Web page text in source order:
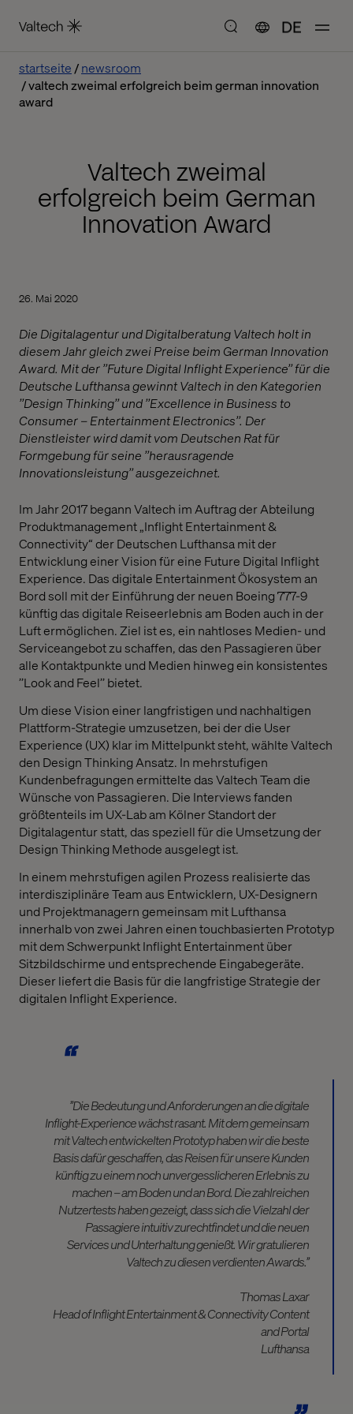
DE
startseite
newsroom
valtech zweimal erfolgreich beim german innovation
award
Valtech zweimal
erfolgreich beim German
Innovation Award
26. Mai 2020
Die Digitalagentur und Digitalberatung Valtech holt in
diesem Jahr gleich zwei Preise beim German Innovation
Award. Mit der ’’Future Digital Inflight Experience’’ für die
Deutsche Lufthansa gewinnt Valtech in den Kategorien
’’Design Thinking’’ und ’’Excellence in Business to
Consumer – Entertainment Electronics’’. Der
Dienstleister wird damit vom Deutschen Rat für
Formgebung für seine ’’herausragende
Innovationsleistung’’ ausgezeichnet.
Im Jahr 2017 begann Valtech im Auftrag der Abteilung
Produktmanagement „Inflight Entertainment &
Connectivity“ der Deutschen Lufthansa mit der
Entwicklung einer Vision für eine Future Digital Inflight
Experience. Das digitale Entertainment Ökosystem an
Bord soll mit der Einführung der neuen Boeing 777-9
künftig das digitale Reiseerlebnis am Boden auch in der
Luft ermöglichen. Ziel ist es, ein nahtloses Medien- und
Serviceangebot zu schaffen, das den Passagieren über
alle Kontaktpunkte und Medien hinweg ein konsistentes
’’Look and Feel’’ bietet.
Um diese Vision einer langfristigen und nachhaltigen
Plattform-Strategie umzusetzen, bei der die User
Experience (UX) klar im Mittelpunkt steht, wählte Valtech
den Design Thinking Ansatz. In mehrstufigen
Kundenbefragungen ermittelte das Valtech Team die
Wünsche von Passagieren. Die Interviews fanden
größtenteils im UX-Lab am Kölner Standort der
Digitalagentur statt, das speziell für die Umsetzung der
Design Thinking Methode ausgelegt ist.
In einem mehrstufigen agilen Prozess realisierte das
interdisziplinäre Team aus Entwicklern, UX-Designern
und Projektmanagern gemeinsam mit Lufthansa
innerhalb von zwei Jahren einen touchbasierten Prototyp
mit dem Schwerpunkt Inflight Entertainment über
Sitzbildschirme und entsprechende Eingabegeräte.
Dieser liefert die Basis für die langfristige Strategie der
digitalen Inflight Experience.
’’Die Bedeutung und Anforderungen an die digitale
Inflight-Experience wächst rasant. Mit dem gemeinsam
mit Valtech entwickelten Prototyp haben wir die beste
Basis dafür geschaffen, das Reisen für unsere Kunden
künftig zu einem noch unvergesslicheren Erlebnis zu
machen – am Boden und an Bord. Die zahlreichen
Nutzertests haben gezeigt, dass sich die Vielzahl der
Passagiere intuitiv zurechtfindet und die neuen
Services und Unterhaltung genießt. Wir gratulieren
Valtech zu diesen verdienten Awards.’’
Thomas Laxar
Head of Inflight Entertainment & Connectivity Content
and Portal
Lufthansa